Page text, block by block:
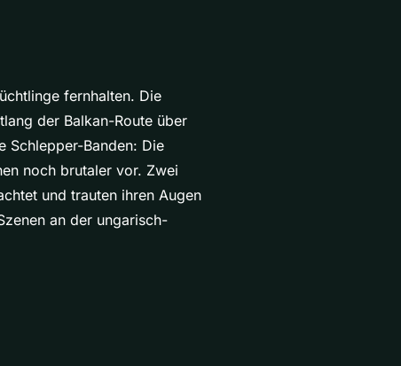
fernhalten. Die
der Balkan-Route über
Schlepper-Banden: Die
noch brutaler vor. Zwei
und trauten ihren Augen
an der ungarisch-